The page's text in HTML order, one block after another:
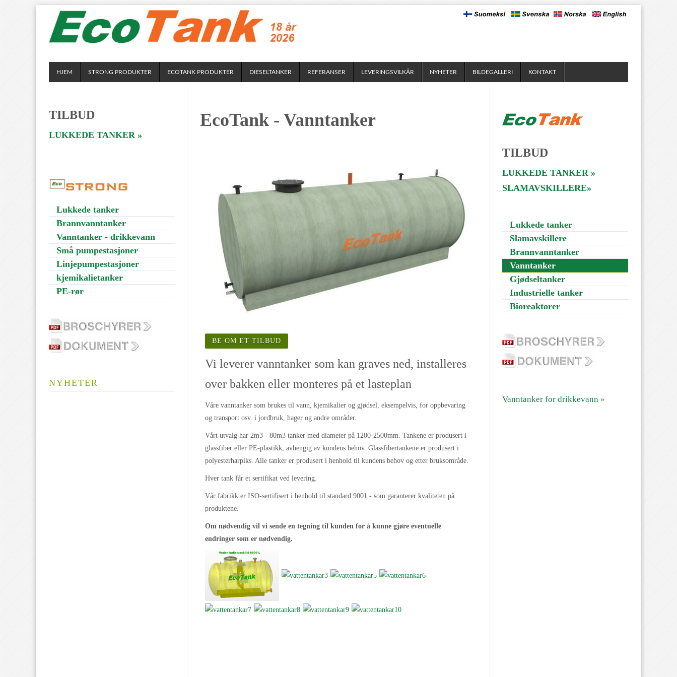
HJEM STRONG PRODUKTER ECOTANK PRODUKTER DIESELTANKER REFERANSER LEVERINGSVILKÅR NYHETER BILDEGALLERI KONTAKT
EcoTank - Vanntanker
BE OM ET TILBUD
Vi leverer vanntanker som kan graves ned, installeres
over bakken eller monteres på et lasteplan
Våre vanntanker som brukes til vann, kjemikalier og gjødsel, eksempelvis, for oppbevaring
og transport osv. i jordbruk, hager og andre områder.
Vårt utvalg har 2m3 - 80m3 tanker med diameter på 1200-2500mm. Tankene er produsert i
glassfiber eller PE-plastikk, avhengig av kundens behov. Glassfibertankene er produsert i
polyesterharpiks. Alle tanker er produsert i henhold til kundens behov og etter bruksområde.
Hver tank får et sertifikat ved levering.
Vår fabrikk er ISO-sertifisert i henhold til standard 9001 - som garanterer kvaliteten på
produktene.
Om nødvendig vil vi sende en tegning til kunden for å kunne gjøre eventuelle
endringer som er nødvendig.
TILBUD
LUKKEDE TANKER »
Lukkede tanker
Brannvanntanker
Vanntanker - drikkevann
Små pumpestasjoner
Linjepumpestasjoner
kjemikalietanker
PE-rør
NYHETER
TILBUD
LUKKEDE TANKER »
SLAMAVSKILLERE»
Lukkede tanker
Slamavskillere
Brannvanntanker
Vanntanker
Gjødseltanker
Industrielle tanker
Bioreaktorer
Vanntanker for drikkevann »